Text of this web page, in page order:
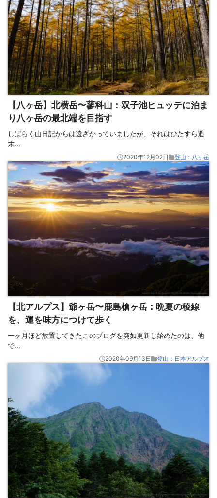
【八ヶ岳】北横岳〜蓼科山：双子池ヒュッテに泊ま
り八ヶ岳の最北端を目指す
しばらく山日記からは遠ざかっていましたが、それはひたすら週
末...
2020年12月02日 登山：八ヶ岳
【北アルプス】爺ヶ岳〜鹿島槍ヶ岳：晩夏の稜線
を、運を味方につけて歩く
一ヶ月ほど放置してきたこのブログを突如更新し始めたのは、他
で...
2020年09月13日 登山：日本アルプス